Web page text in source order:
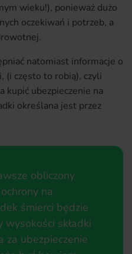
wieku!), ponieważ dużo
oczekiwań i potrzeb, a
natomiast informacje o
(i często to robią), czyli
kupić ubezpieczenie na
określana jest przez
obliczony
na
śmierci będzie
wysokości składki
za ubezpieczenie